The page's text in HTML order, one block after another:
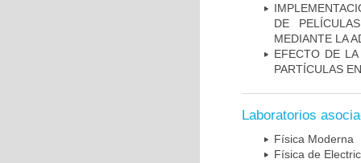
DE
MEDIANTE LA
EFECTO DE
PARTÍCULAS
Laboratorios
Física Moderna
Física de